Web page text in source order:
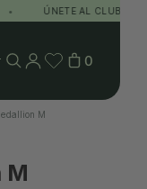
ÚNETE AL CLUB Y GANA
0
M
M